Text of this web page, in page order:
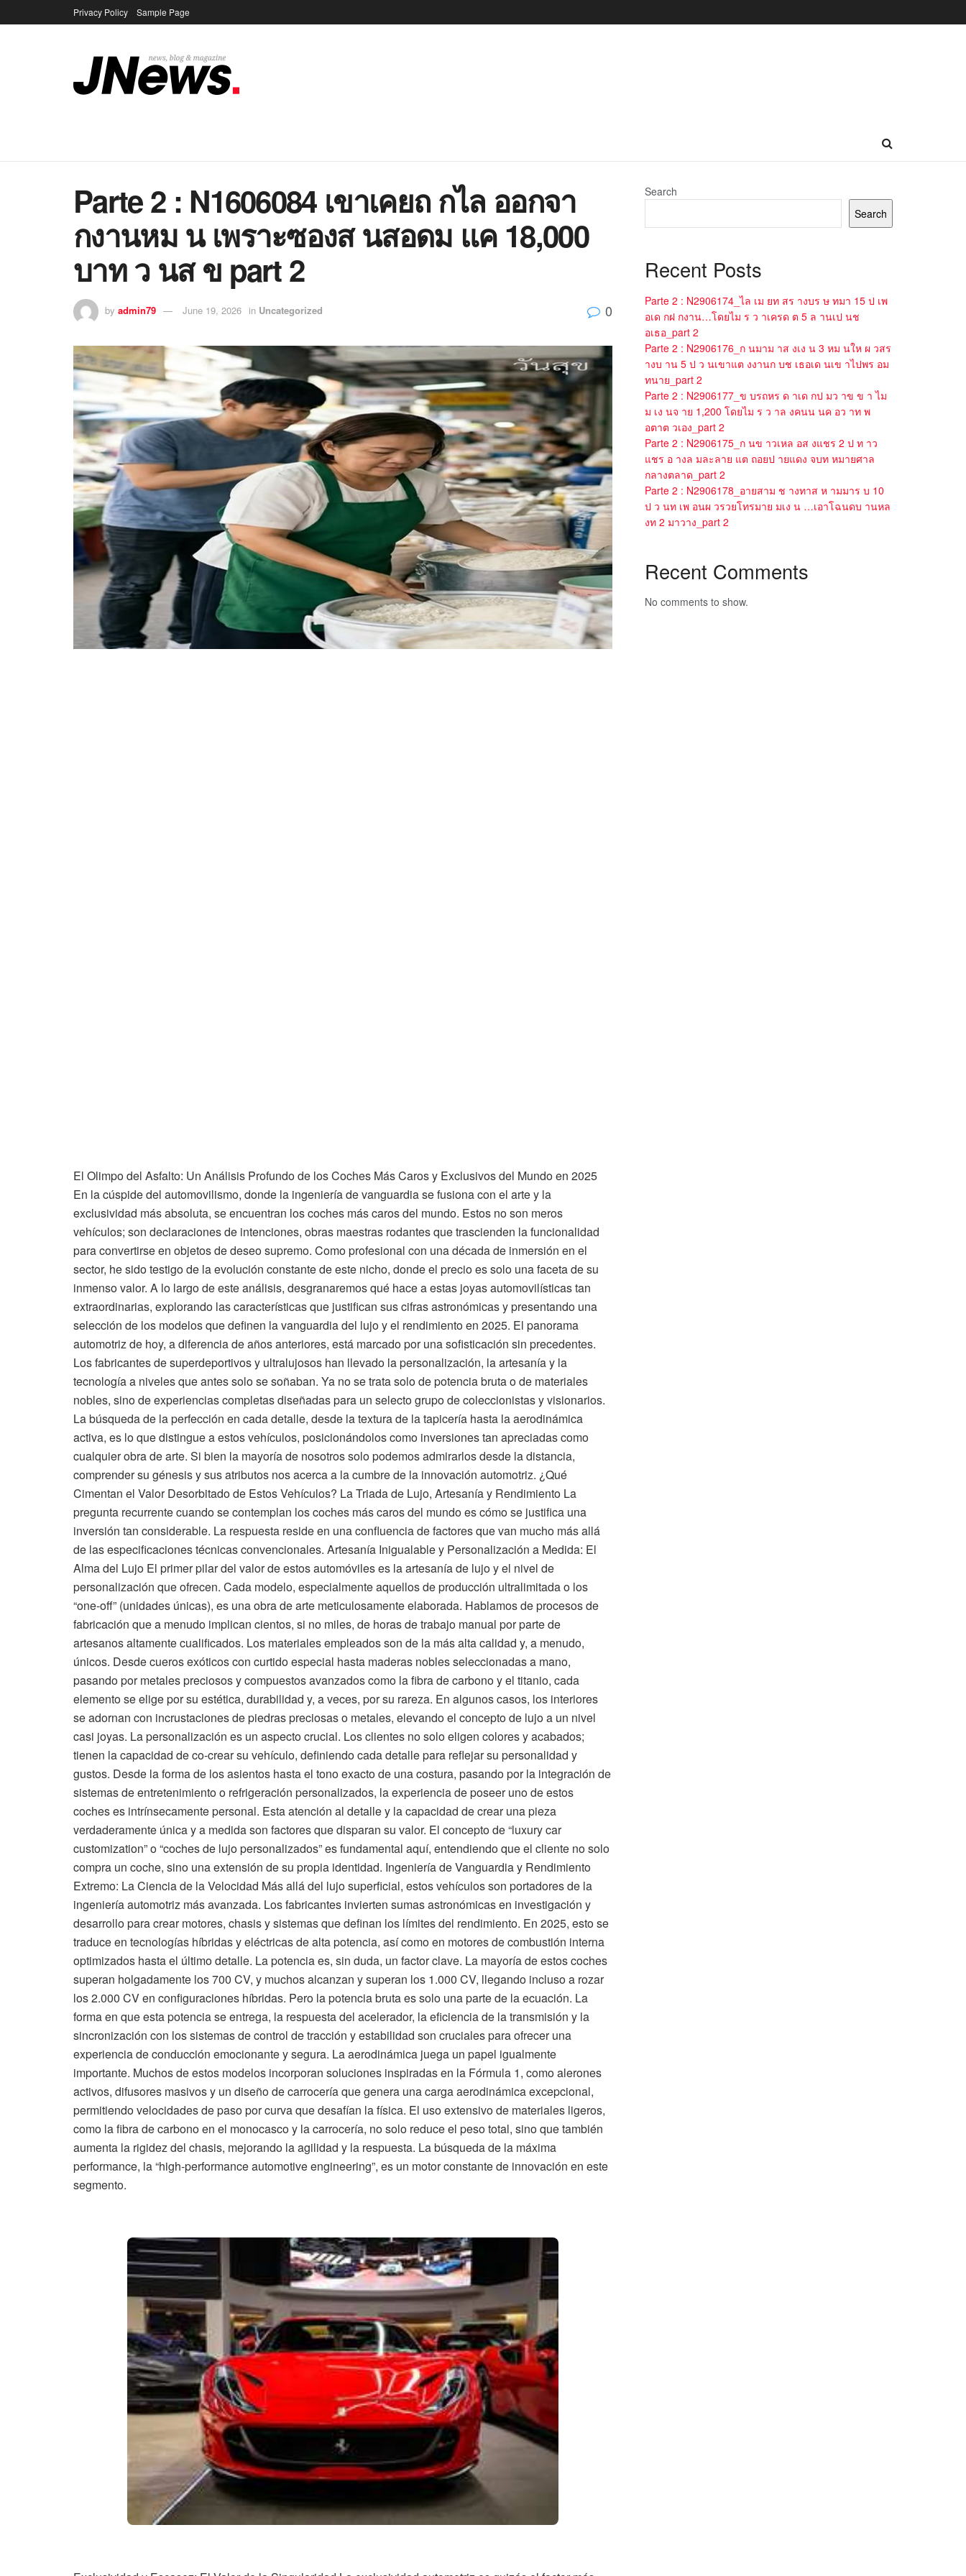
Privacy Policy Sample Page
Parte 2 : N1606084 เขาเคยถ กไล ออกจา
กงานหม น เพราะซองส นสอดม แค 18,000
บาท ว นส ข part 2
by admin79 June 19, 2026 in Uncategorized 0
El Olimpo del Asfalto: Un Análisis Profundo de los Coches Más Caros y Exclusivos del Mundo en 2025
En la cúspide del automovilismo, donde la ingeniería de vanguardia se fusiona con el arte y la
exclusividad más absoluta, se encuentran los coches más caros del mundo. Estos no son meros
vehículos; son declaraciones de intenciones, obras maestras rodantes que trascienden la funcionalidad
para convertirse en objetos de deseo supremo. Como profesional con una década de inmersión en el
sector, he sido testigo de la evolución constante de este nicho, donde el precio es solo una faceta de su
inmenso valor. A lo largo de este análisis, desgranaremos qué hace a estas joyas automovilísticas tan
extraordinarias, explorando las características que justifican sus cifras astronómicas y presentando una
selección de los modelos que definen la vanguardia del lujo y el rendimiento en 2025. El panorama
automotriz de hoy, a diferencia de años anteriores, está marcado por una sofisticación sin precedentes.
Los fabricantes de superdeportivos y ultralujosos han llevado la personalización, la artesanía y la
tecnología a niveles que antes solo se soñaban. Ya no se trata solo de potencia bruta o de materiales
nobles, sino de experiencias completas diseñadas para un selecto grupo de coleccionistas y visionarios.
La búsqueda de la perfección en cada detalle, desde la textura de la tapicería hasta la aerodinámica
activa, es lo que distingue a estos vehículos, posicionándolos como inversiones tan apreciadas como
cualquier obra de arte. Si bien la mayoría de nosotros solo podemos admirarlos desde la distancia,
comprender su génesis y sus atributos nos acerca a la cumbre de la innovación automotriz. ¿Qué
Cimentan el Valor Desorbitado de Estos Vehículos? La Triada de Lujo, Artesanía y Rendimiento La
pregunta recurrente cuando se contemplan los coches más caros del mundo es cómo se justifica una
inversión tan considerable. La respuesta reside en una confluencia de factores que van mucho más allá
de las especificaciones técnicas convencionales. Artesanía Inigualable y Personalización a Medida: El
Alma del Lujo El primer pilar del valor de estos automóviles es la artesanía de lujo y el nivel de
personalización que ofrecen. Cada modelo, especialmente aquellos de producción ultralimitada o los
“one-off” (unidades únicas), es una obra de arte meticulosamente elaborada. Hablamos de procesos de
fabricación que a menudo implican cientos, si no miles, de horas de trabajo manual por parte de
artesanos altamente cualificados. Los materiales empleados son de la más alta calidad y, a menudo,
únicos. Desde cueros exóticos con curtido especial hasta maderas nobles seleccionadas a mano,
pasando por metales preciosos y compuestos avanzados como la fibra de carbono y el titanio, cada
elemento se elige por su estética, durabilidad y, a veces, por su rareza. En algunos casos, los interiores
se adornan con incrustaciones de piedras preciosas o metales, elevando el concepto de lujo a un nivel
casi joyas. La personalización es un aspecto crucial. Los clientes no solo eligen colores y acabados;
tienen la capacidad de co-crear su vehículo, definiendo cada detalle para reflejar su personalidad y
gustos. Desde la forma de los asientos hasta el tono exacto de una costura, pasando por la integración de
sistemas de entretenimiento o refrigeración personalizados, la experiencia de poseer uno de estos
coches es intrínsecamente personal. Esta atención al detalle y la capacidad de crear una pieza
verdaderamente única y a medida son factores que disparan su valor. El concepto de “luxury car
customization” o “coches de lujo personalizados” es fundamental aquí, entendiendo que el cliente no solo
compra un coche, sino una extensión de su propia identidad. Ingeniería de Vanguardia y Rendimiento
Extremo: La Ciencia de la Velocidad Más allá del lujo superficial, estos vehículos son portadores de la
ingeniería automotriz más avanzada. Los fabricantes invierten sumas astronómicas en investigación y
desarrollo para crear motores, chasis y sistemas que definan los límites del rendimiento. En 2025, esto se
traduce en tecnologías híbridas y eléctricas de alta potencia, así como en motores de combustión interna
optimizados hasta el último detalle. La potencia es, sin duda, un factor clave. La mayoría de estos coches
superan holgadamente los 700 CV, y muchos alcanzan y superan los 1.000 CV, llegando incluso a rozar
los 2.000 CV en configuraciones híbridas. Pero la potencia bruta es solo una parte de la ecuación. La
forma en que esta potencia se entrega, la respuesta del acelerador, la eficiencia de la transmisión y la
sincronización con los sistemas de control de tracción y estabilidad son cruciales para ofrecer una
experiencia de conducción emocionante y segura. La aerodinámica juega un papel igualmente
importante. Muchos de estos modelos incorporan soluciones inspiradas en la Fórmula 1, como alerones
activos, difusores masivos y un diseño de carrocería que genera una carga aerodinámica excepcional,
permitiendo velocidades de paso por curva que desafían la física. El uso extensivo de materiales ligeros,
como la fibra de carbono en el monocasco y la carrocería, no solo reduce el peso total, sino que también
aumenta la rigidez del chasis, mejorando la agilidad y la respuesta. La búsqueda de la máxima
performance, la “high-performance automotive engineering”, es un motor constante de innovación en este
segmento.
Search
Search
Recent Posts
Parte 2 : N2906174_ไล เม ยท สร างบร ษ ทมา 15 ป เพ
อเด กฝ กงาน…โดยไม ร ว าเครด ต 5 ล านเป นช
อเธอ_part 2
Parte 2 : N2906176_ก นมาม าส งเง น 3 หม นให ผ วสร
างบ าน 5 ป ว นเขาแต งงานก บช เธอเด นเข าไปพร อม
ทนาย_part 2
Parte 2 : N2906177_ข บรถหร ด าเด กป มว าข ข า ไม
ม เง นจ าย 1,200 โดยไม ร ว าล งคนน นค อว าท พ
อตาต วเอง_part 2
Parte 2 : N2906175_ก นข าวเหล อส งแชร 2 ป ท าว
แชร อ างล มละลาย แต ถอยป ายแดง จบท หมายศาล
กลางตลาด_part 2
Parte 2 : N2906178_อายสาม ช างทาส ห ามมาร บ 10
ป ว นท เพ อนผ วรวยโทรมาย มเง น …เอาโฉนดบ านหล
งท 2 มาวาง_part 2
Recent Comments
No comments to show.